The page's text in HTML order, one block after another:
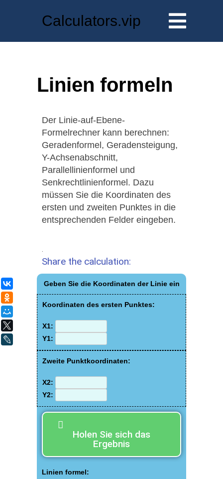
Calculators.vip
Linien formeln
Der Linie-auf-Ebene-
Formelrechner kann berechnen:
Geradenformel, Geradensteigung,
Y-Achsenabschnitt,
Parallellinienformel und
Senkrechtlinienformel. Dazu
müssen Sie die Koordinaten des
ersten und zweiten Punktes in die
entsprechenden Felder eingeben.
Share the calculation:
Geben Sie die Koordinaten der Linie ein
Koordinaten des ersten Punktes:
X1:
Y1:
Zweite Punktkoordinaten:
X2:
Y2:
Holen Sie sich das
Ergebnis
Linien formel:
ВКонтакте
Одноклассники
Мой Мир
LiveJournal